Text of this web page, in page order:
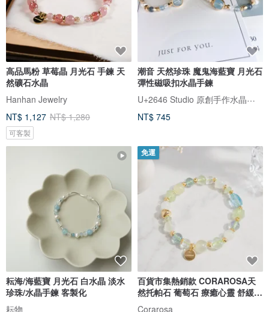
高品馬粉 草莓晶 月光石 手鍊 天
然礦石水晶
Hanhan Jewelry
NT$ 1,127 NT$ 1,280
可客製
潮音 天然珍珠 魔鬼海藍寶 月光石
彈性磁吸扣水晶手鍊
U+2646 Studio 原創手作水晶飾品
NT$ 745
耘海/海藍寶 月光石 白水晶 淡水
珍珠/水晶手鍊 客製化
耘物
免運
百貨市集熱銷款 CORAROSA天
然托帕石 葡萄石 療癒心靈 舒緩壓
力
Corarosa